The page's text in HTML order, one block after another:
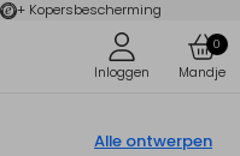
+ Kopersbescherming
0
Alle ontwerpen